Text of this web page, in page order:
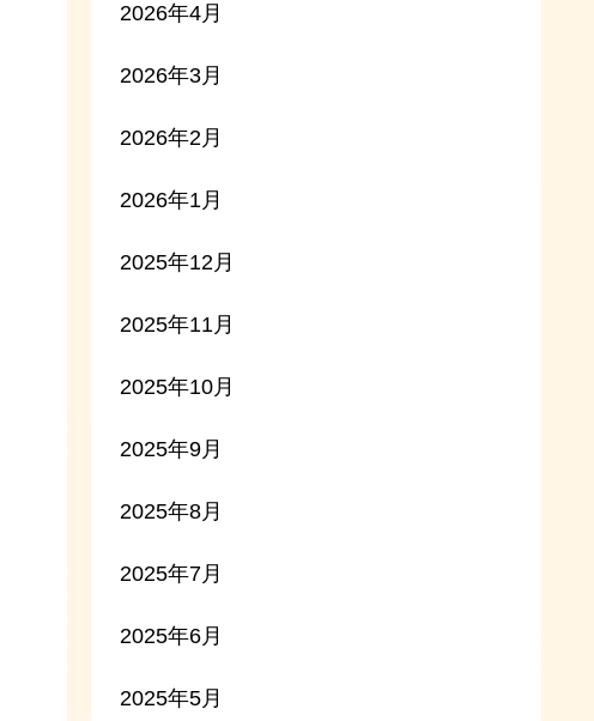
2026年4月
2026年3月
2026年2月
2026年1月
2025年12月
2025年11月
2025年10月
2025年9月
2025年8月
2025年7月
2025年6月
2025年5月